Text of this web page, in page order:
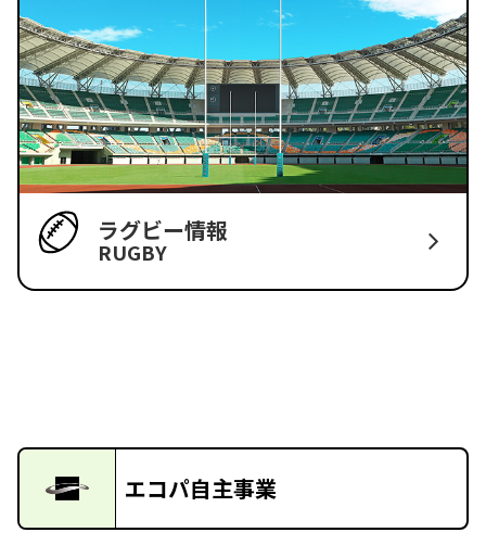
ラグビー情報
RUGBY
エコパ自主事業